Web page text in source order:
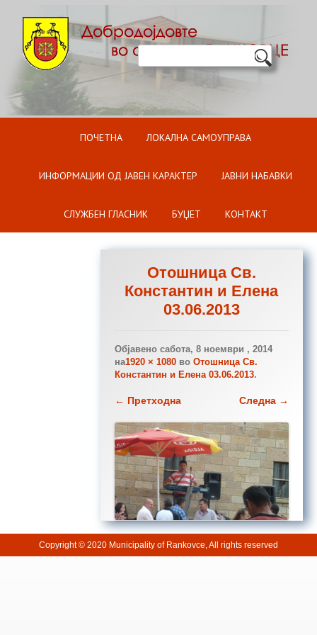
ПОЧЕТНА ЛОКАЛНА САМОУПРАВА
ИНФОРМАЦИИ ОД ЈАВЕН КАРАКТЕР ЈАВНИ НАБАВКИ
СЛУЖБЕН ГЛАСНИК БУЏЕТ КОНТАКТ
Отошница Св.
Константин и Елена
03.06.2013
Објавено сабота, 8 ноември , 2014
на1920 × 1080во Отошница Св.
Константин и Елена 03.06.2013.
← Претходна Следна →
Copyright © 2020 Municipality of Rankovce, All rights reserved